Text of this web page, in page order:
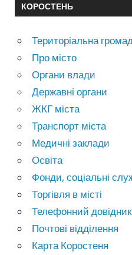
КОРОСТЕНЬ
Територіальна
Про місто
Органи влади
Державні органи
ЖКГ міста
Транспорт міста
Медичні заклади
Освіта
Фонди, соціальні
Торгівля в місті
Телефонний довідник
Почтові відділення
Карта Коростеня